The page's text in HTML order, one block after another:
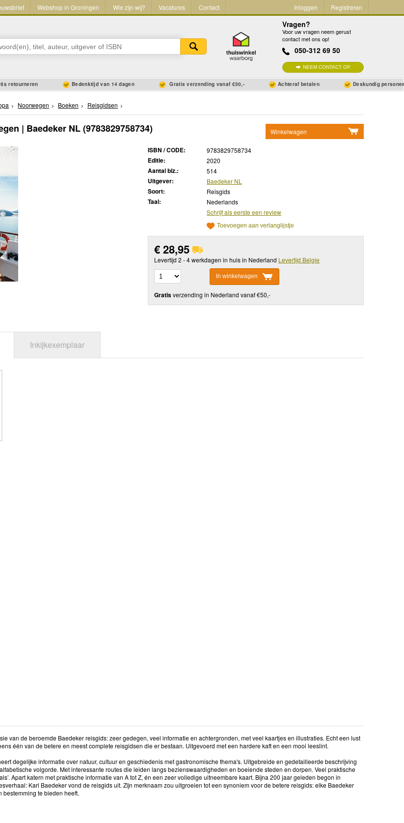
Webshop in Groningen Wie zijn wij? Vacatures Contact Inloggen Registreren
Vragen?
Voor uw vragen neem gerust
contact met ons op!
050-312 69 50
NEEM CONTACT OP
retourneren Bedenktijd van 14 dagen Gratis verzending vanaf €50,- Achteraf betalen Deskundig
Noorwegen Boeken Reisgidsen
Winkelwagen
| Baedeker NL(9783829758734)
ISBN / CODE: 9783829758734
Editie: 2020
Aantal blz.: 514
Uitgever: Baedeker NL
Soort: Reisgids
Taal:
Nederlands
Schrijf als eerste een review
Toevoegen aan verlanglijstje
€28,95
Levertijd 2 - 4 werkdagen in huis in Nederland Levertijd Belgie
In winkelwagen
Gratisverzending in Nederland vanaf €50,-
Inkijkexemplaar
van de beroemde Baedeker reisgids: zeer gedegen, veel informatie en achtergronden, met veel kaartjes en illustraties. Echt een lust
één van de betere en meest complete reisgidsen die er bestaan. Uitgevoerd met een hardere kaft en een mooi leeslint.
degelijke informatie over natuur, cultuur en geschiedenis met gastronomische thema's. Uitgebreide en gedetailleerde beschrijving
volgorde. Met interessante routes die leiden langs bezienswaardigheden en boeiende steden en dorpen. Veel praktische
Apart katern met praktische informatie van A tot Z, én een zeer volledige uitneembare kaart. Bijna 200 jaar geleden begon in
Karl Baedeker vond de reisgids uit. Zijn merknaam zou uitgroeien tot een synoniem voor de betere reisgids: elke Baedeker
bestemming te bieden heeft.